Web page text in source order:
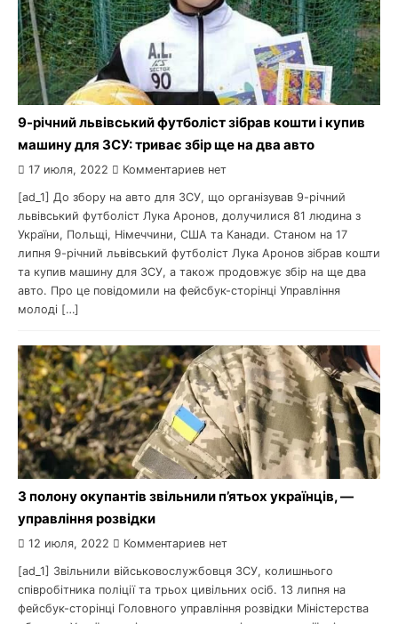
9-річний львівський футболіст зібрав кошти і купив
машину для ЗСУ: триває збір ще на два авто
17 июля, 2022 Комментариев нет
[ad_1] До збору на авто для ЗСУ, що організував 9-річний
львівський футболіст Лука Аронов, долучилися 81 людина з
України, Польщі, Німеччини, США та Канади. Станом на 17
липня 9-річний львівський футболіст Лука Аронов зібрав кошти
та купив машину для ЗСУ, а також продовжує збір на ще два
авто. Про це повідомили на фейсбук-сторінці Управління
молоді […]
З полону окупантів звільнили п’ятьох українців, —
управління розвідки
12 июля, 2022 Комментариев нет
[ad_1] Звільнили військовослужбовця ЗСУ, колишнього
співробітника поліції та трьох цивільних осіб. 13 липня на
фейсбук-сторінці Головного управління розвідки Міністерства